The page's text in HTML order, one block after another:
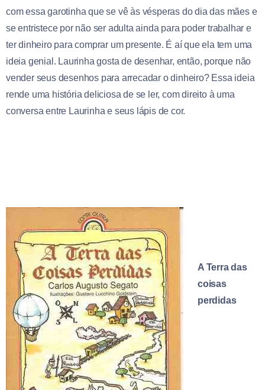
com essa garotinha que se vê às vésperas do dia das mães e
se entristece por não ser adulta ainda para poder trabalhar e
ter dinheiro para comprar um presente. É aí que ela tem uma
ideia genial. Laurinha gosta de desenhar, então, porque não
vender seus desenhos para arrecadar o dinheiro? Essa ideia
rende uma história deliciosa de se ler, com direito à uma
conversa entre Laurinha e seus lápis de cor.
A Terra das
coisas
perdidas